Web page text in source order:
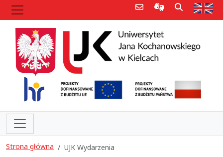
Poczta e-mailInformacje dla
Szukaj
Strona główna UJK Wydarzenia